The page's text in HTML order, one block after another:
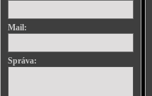
Mail:
Správa: